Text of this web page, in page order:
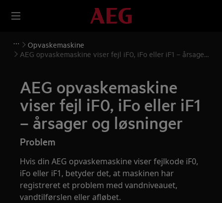
Opvaskemaskine
AEG opvaskemaskine viser fejl iF0, iFo eller iF1 – årsager
AEG opvaskemaskine
viser fejl iF0, iFo eller iF1
– årsager og løsninger
Problem
Hvis din AEG opvaskemaskine viser fejlkode iF0,
iFo eller iF1, betyder det, at maskinen har
registreret et problem med vandniveauet,
vandtilførslen eller afløbet.